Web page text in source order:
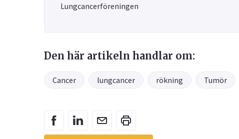
Lungcancerföreningen
Den här artikeln handlar om:
Cancer lungcancer rökning Tumör